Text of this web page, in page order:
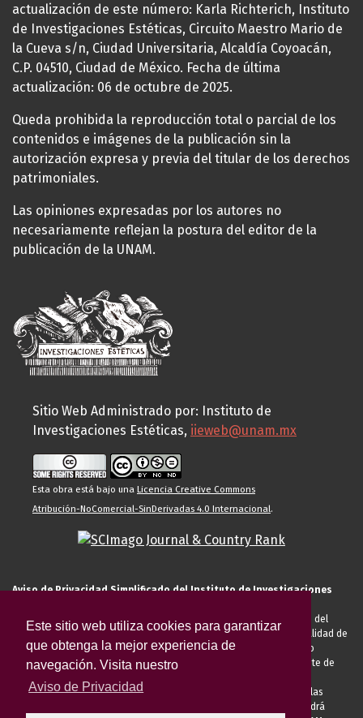
Este sitio web utiliza cookies para garantizar
que obtenga la mejor experiencia de
navegación. Visita nuestro
Aviso de Privacidad
actualización de este número: Karla Richterich, Instituto
de Investigaciones Estéticas, Circuito Maestro Mario de
la Cueva s/n, Ciudad Universitaria, Alcaldía Coyoacán,
C.P. 04510, Ciudad de México. Fecha de última
actualización: 06 de octubre de 2025.
Queda prohibida la reproducción total o parcial de los
contenidos e imágenes de la publicación sin la
autorización expresa y previa del titular de los derechos
patrimoniales.
Las opiniones expresadas por los autores no
necesariamente reflejan la postura del editor de la
publicación de la UNAM.
Sitio Web Administrado por: Instituto de
Investigaciones Estéticas, iieweb@unam.mx
Esta obra está bajo una Licencia Creative Commons
Atribución-NoComercial-SinDerivadas 4.0 Internacional.
Aviso de Privacidad Simplificado del Instituto de Investigaciones
El Instituto de Investigaciones Estéticas de la UNAM, es responsable del
tratamiento de sus datos personales para el registro de usted en calidad de
alumno, docente, personal de la entidad académica, conferencista o
invitado externo (nacional o extranjero), visitante, proveedor o cliente de
anteriormente descritas u otras aquellas exigidas legalmente o por las
autoridades competentes podrá transferir sus datos personales. Podrá